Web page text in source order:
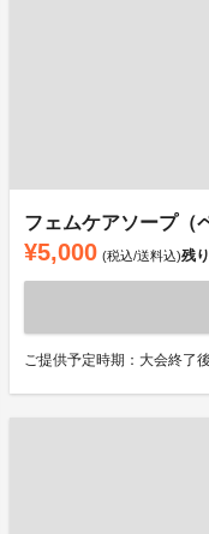
フェムケアソープ（
¥5,000 (税込/送料込)残り
ご提供予定時期：大会終了